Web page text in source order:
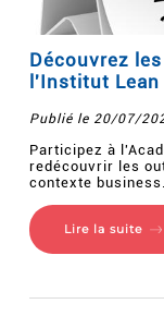
Découvrez
l'Institut Lean
Publié le 20/07/
Participez à
redécouvrir les
contexte
Lire la suite